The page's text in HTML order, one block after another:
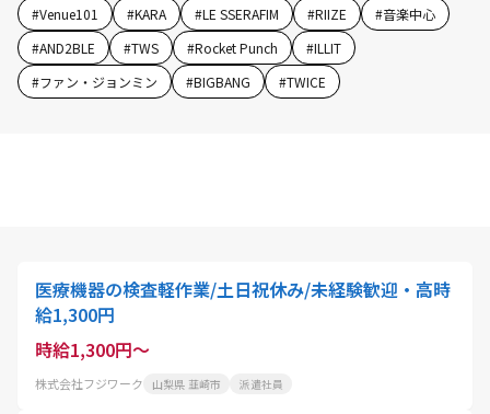
#Venue101 #KARA #LE SSERAFIM #RIIZE #音楽中心
#AND2BLE #TWS #Rocket Punch #ILLIT
#ファン・ジョンミン #BIGBANG #TWICE
医療機器の検査軽作業/土日祝休み/未経験歓迎・高時
給1,300円
時給1,300円～
株式会社フジワーク 山梨県 韮崎市 派遣社員